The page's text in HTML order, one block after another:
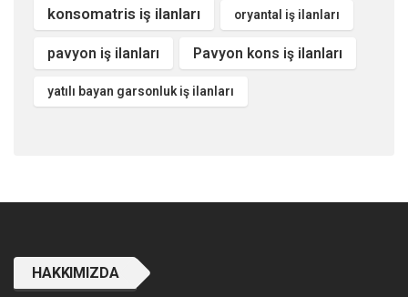
konsomatris iş ilanları oryantal iş ilanları
pavyon iş ilanları Pavyon kons iş ilanları
yatılı bayan garsonluk iş ilanları
HAKKIMIZDA